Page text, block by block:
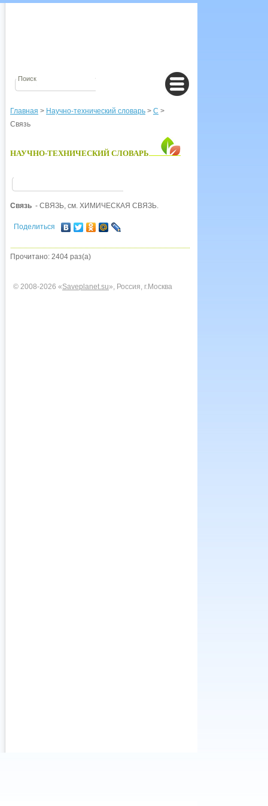
Главная > Научно-технический словарь > С >
Связь
НАУЧНО-ТЕХНИЧЕСКИЙ СЛОВАРЬ
Связь - СВЯЗЬ, см. ХИМИЧЕСКАЯ СВЯЗЬ.
Поделиться
Прочитано: 2404 раз(а)
© 2008-2026 «Saveplanet.su», Россия, г.Москва